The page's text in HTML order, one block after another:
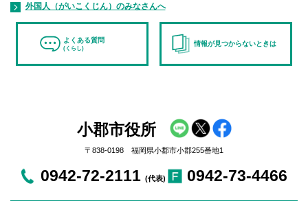
外国人（がいこくじん）のみなさんへ
よくある質問
(くらし)
情報が見つからないときは
小郡市役所
〒838-0198 福岡県小郡市小郡255番地1
0942-72-2111 (代表) 0942-73-4466